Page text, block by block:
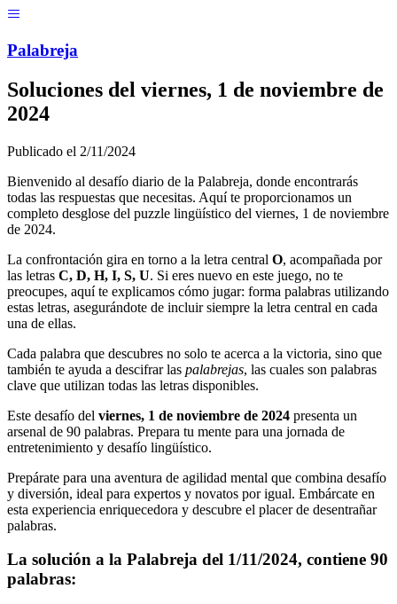
Palabreja
Soluciones del viernes, 1 de noviembre de
2024
Publicado el 2/11/2024
Bienvenido al desafío diario de la Palabreja, donde encontrarás
todas las respuestas que necesitas. Aquí te proporcionamos un
completo desglose del puzzle lingüístico del viernes, 1 de noviembre
de 2024.
La confrontación gira en torno a la letra central O, acompañada por
las letras C, D, H, I, S, U. Si eres nuevo en este juego, no te
preocupes, aquí te explicamos cómo jugar: forma palabras utilizando
estas letras, asegurándote de incluir siempre la letra central en cada
una de ellas.
Cada palabra que descubres no solo te acerca a la victoria, sino que
también te ayuda a descifrar las palabrejas, las cuales son palabras
clave que utilizan todas las letras disponibles.
Este desafío del viernes, 1 de noviembre de 2024 presenta un
arsenal de 90 palabras. Prepara tu mente para una jornada de
entretenimiento y desafío lingüístico.
Prepárate para una aventura de agilidad mental que combina desafío
y diversión, ideal para expertos y novatos por igual. Embárcate en
esta experiencia enriquecedora y descubre el placer de desentrañar
palabras.
La solución a la Palabreja del 1/11/2024, contiene 90
palabras: